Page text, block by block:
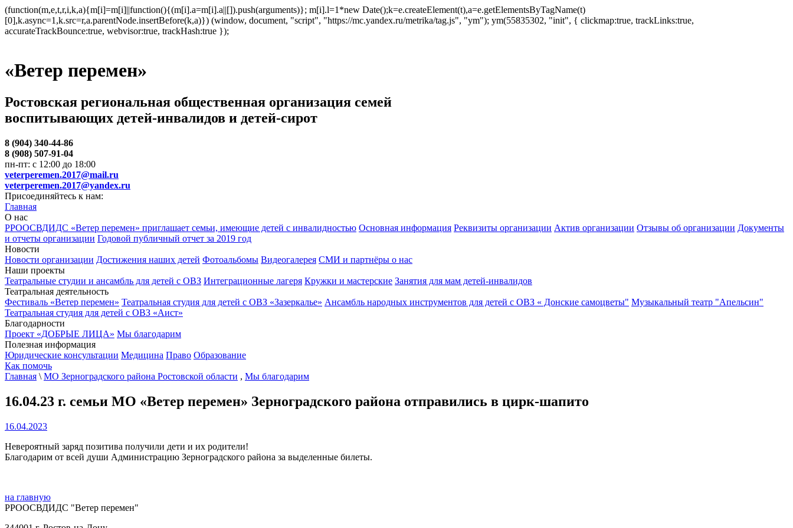
(function(m,e,t,r,i,k,a){m[i]=m[i]||function(){(m[i].a=m[i].a||[]).push(arguments)}; m[i].l=1*new Date();k=e.createElement(t),a=e.getElementsByTagName(t)
[0],k.async=1,k.src=r,a.parentNode.insertBefore(k,a)}) (window, document, "script", "https://mc.yandex.ru/metrika/tag.js", "ym"); ym(55835302, "init", { clickmap:true, trackLinks:true,
accurateTrackBounce:true, webvisor:true, trackHash:true });
«Ветер перемен»
Ростовская региональная общественная организация семей
воспитывающих детей-инвалидов и детей-сирот
8 (904) 340-44-86
8 (908) 507-91-04
пн-пт: с 12:00 до 18:00
veterperemen.2017@mail.ru
veterperemen.2017@yandex.ru
Присоединяйтесь к нам:
Главная
О нас
РРООСВДИДС «Ветер перемен» приглашает семьи, имеющие детей с инвалидностью Основная информация Реквизиты организации Актив организации Отзывы об организации Документы
и отчеты организации Годовой публичный отчет за 2019 год
Новости
Новости организации Достижения наших детей Фотоальбомы Видеогалерея СМИ и партнёры о нас
Наши проекты
Театральные студии и ансамбль для детей с ОВЗ Интеграционные лагеря Кружки и мастерские Занятия для мам детей-инвалидов
Театральная деятельность
Фестиваль «Ветер перемен» Театральная студия для детей с ОВЗ «Зазеркалье» Ансамбль народных инструментов для детей с ОВЗ « Донские самоцветы" Музыкальный театр "Апельсин"
Театральная студия для детей с ОВЗ «Аист»
Благодарности
Проект «ДОБРЫЕ ЛИЦА» Мы благодарим
Полезная информация
Юридические консультации Медицина Право Образование
Как помочь
Главная \ МО Зерноградского района Ростовской области , Мы благодарим
16.04.23 г. семьи МО «Ветер перемен» Зерноградского района отправились в цирк-шапито
16.04.2023
Невероятный заряд позитива получили дети и их родители!
Благодарим от всей души Администрацию Зерноградского района за выделенные билеты.
на главную
РРООСВДИДС "Ветер перемен"